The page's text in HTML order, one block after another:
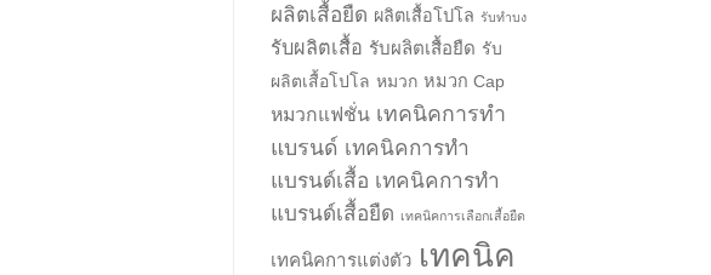
ผลิตเสื้อยืด ผลิตเสื้อโปโล รับทำบง
รับผลิตเสื้อ รับผลิตเสื้อยืด รับ
ผลิตเสื้อโปโล หมวก หมวก Cap
หมวกแฟชั่น เทคนิคการทำ
แบรนด์ เทคนิคการทำ
แบรนด์เสื้อ เทคนิคการทำ
แบรนด์เสื้อยืด เทคนิคการเลือกเสื้อยืด
เทคนิคการแต่งตัว เทคนิค